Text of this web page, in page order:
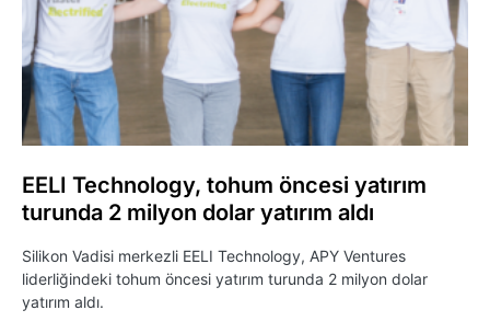
EELI Technology, tohum öncesi yatırım
turunda 2 milyon dolar yatırım aldı
Silikon Vadisi merkezli EELI Technology, APY Ventures
liderliğindeki tohum öncesi yatırım turunda 2 milyon dolar
yatırım aldı.